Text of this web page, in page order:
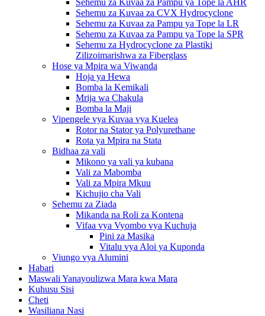
Sehemu za Kuvaa za Pampu ya Tope la AHR
Sehemu za Kuvaa za CVX Hydrocyclone
Sehemu za Kuvaa za Pampu ya Tope la LR
Sehemu za Kuvaa za Pampu ya Tope la SPR
Sehemu za Hydrocyclone za Plastiki
Zilizoimarishwa za Fiberglass
Hose ya Mpira wa Viwanda
Hoja ya Hewa
Bomba la Kemikali
Mrija wa Chakula
Bomba la Maji
Vipengele vya Kuvaa vya Kuelea
Rotor na Stator ya Polyurethane
Rota ya Mpira na Stata
Bidhaa za vali
Mikono ya vali ya kubana
Vali za Mabomba
Vali za Mpira Mkuu
Kichujio cha Vali
Sehemu za Ziada
Mikanda na Roli za Kontena
Vifaa vya Vyombo vya Kuchuja
Pini za Masika
Vitalu vya Aloi ya Kuponda
Viungo vya Alumini
Habari
Maswali Yanayoulizwa Mara kwa Mara
Kuhusu Sisi
Cheti
Wasiliana Nasi